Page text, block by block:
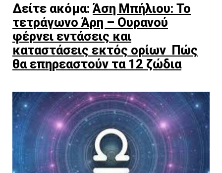
Δείτε ακόμα: Άση Μπήλιου: Το
τετράγωνο Άρη – Ουρανού
φέρνει εντάσεις και
καταστάσεις εκτός ορίων Πώς
θα επηρεαστούν τα 12 ζώδια